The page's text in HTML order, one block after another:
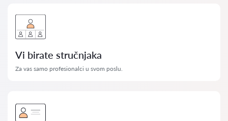
Vi birate stručnjaka
Za vas samo profesionalci u svom poslu.